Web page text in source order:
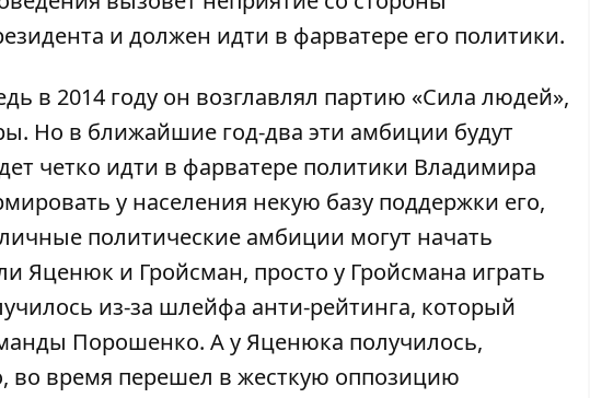
и должен идти в фарватере его политики.
в 2014 году он возглавлял партию «Сила людей»,
Но в ближайшие год-два эти амбиции будут
четко идти в фарватере политики Владимира
у населения некую базу поддержки его,
политические амбиции могут начать
Яценюк и Гройсман, просто у Гройсмана играть
из-за шлейфа анти-рейтинга, который
Порошенко. А у Яценюка получилось,
время перешел в жесткую оппозицию